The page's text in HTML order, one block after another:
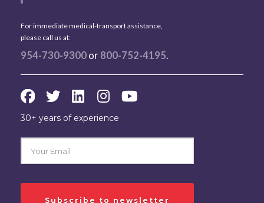
For immediate medical-transport assistance,
please call us at:
954-730-9300or 800-752-4195.
30+ years of experience